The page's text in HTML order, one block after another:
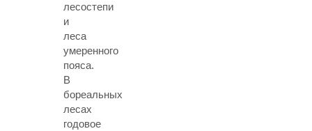
лесостепи
и
леса
умеренного
пояса.
В
бореальных
лесах
годовое